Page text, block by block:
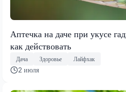
Аптечка на даче при укусе
как действовать
Дача Здоровье Лайфхак
2 июля